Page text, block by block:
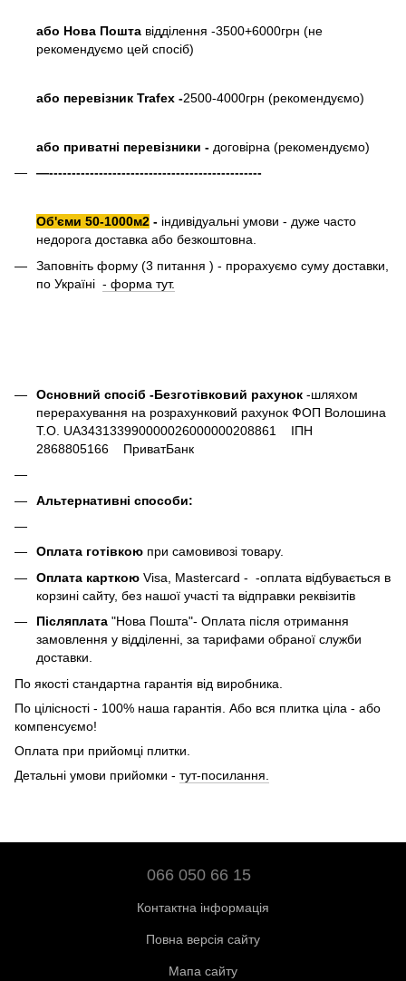
або Нова Пошта відділення -3500+6000грн (не
рекомендуємо цей спосіб)
або перевізник Trafex -2500-4000грн (рекомендуємо)
або приватні перевізники - договірна (рекомендуємо)
—-----------------------------------------------
Об'єми 50-1000м2 - індивідуальні умови - дуже часто
недорога доставка або безкоштовна.
Заповніть форму (3 питання ) - прорахуємо суму доставки,
по Україні - форма тут.
Основний спосіб -Безготівковий рахунок -шляхом
перерахування на розрахунковий рахунок ФОП Волошина
Т.О. UA343133990000026000000208861 ІПН
2868805166 ПриватБанк
Альтернативні способи:
Оплата готівкою при самовивозі товару.
Оплата карткою Visa, Mastercard - -оплата відбувається в
корзині сайту, без нашої участі та відправки реквізитів
Післяплата "Нова Пошта"- Оплата після отримання
замовлення у відділенні, за тарифами обраної служби
доставки.
По якості стандартна гарантія від виробника.
По цілісності - 100% наша гарантія. Або вся плитка ціла - або
компенсуємо!
Оплата при прийомці плитки.
Детальні умови прийомки - тут-посилання.
066 050 66 15
Контактна інформація
Повна версія сайту
Мапа сайту